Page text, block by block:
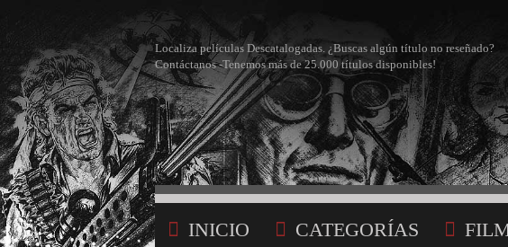
Localiza películas Descatalogadas. ¿Buscas algún título no reseñado?
Contáctanos -Tenemos más de 25.000 títulos disponibles!
INICIO CATEGORÍAS